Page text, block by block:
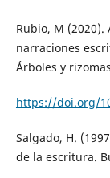
Rubio, M
narraciones
Árboles y
https://doi.org/
Salgado, H.
de la escritura.